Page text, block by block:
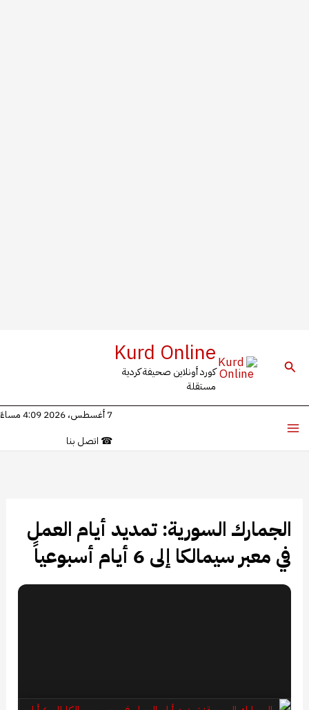
البحث Kurd Online
كورد أونلاين صحيفة كردية
مستقلة
7 أغسطس، 2026 4:09 مساءً
☎ اتصل بنا
الجمارك السورية: تمديد أيام العمل
في معبر سيمالكا إلى 6 أيام أسبوعياً